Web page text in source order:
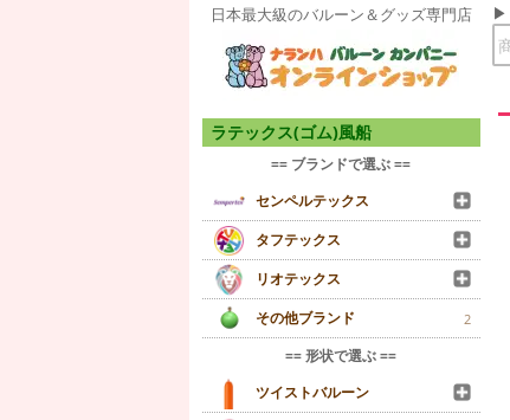
日本最大級のバルーン＆グッズ専門店
ラテックス(ゴム)風船
== ブランドで選ぶ ==
センペルテックス
タフテックス
リオテックス
その他ブランド
2
== 形状で選ぶ ==
ツイストバルーン